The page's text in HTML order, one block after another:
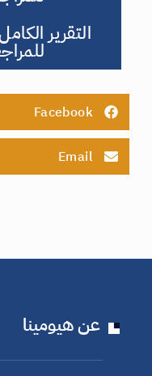
التقرير
Facebook
Email
عن هيومينا